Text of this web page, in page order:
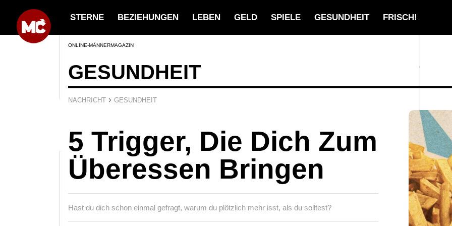
STERNE BEZIEHUNGEN LEBEN GELD SPIELE GESUNDHEIT FRISCH!
ONLINE-MÄNNERMAGAZIN
GESUNDHEIT
NACHRICHT › GESUNDHEIT
5 Trigger, Die Dich Zum
Überessen Bringen
Hast du dich schon einmal gefragt, warum du plötzlich mehr isst, als du solltest?